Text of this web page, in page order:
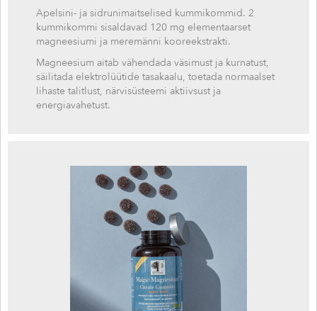
Apelsini- ja sidrunimaitselised kummikommid. 2
kummikommi sisaldavad 120 mg elementaarset
magneesiumi ja meremänni kooreekstrakti.
Magneesium aitab vähendada väsimust ja kurnatust,
säilitada elektrolüütide tasakaalu, toetada normaalset
lihaste talitlust, närvisüsteemi aktiivsust ja
energiavahetust.